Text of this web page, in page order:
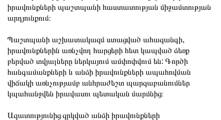
իրավունքների պաշտպանի հաստատության միջամտության
արդյունքում։
Պաշտպանի աշխատակազմ ստացված ահազանգի,
իրավունքներին առնչվող հարցերի հետ կապված ձեռք
բերված տվյալները ներկայում ամփոփվում են: Գործի
հանգամանքների և անձի իրավունքների ապահովման
վիճակի առնչությամբ անհրաժեշտ պարզաբանումներ
կպահանջվեն իրավասու պետական մարմնից։
Ազատությունից զրկված անձի իրավունքների